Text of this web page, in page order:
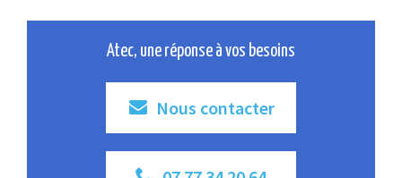
Atec, une réponse à vos besoins
Nous contacter